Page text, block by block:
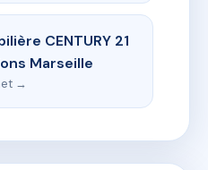
CENTURY 21
Marseille
→